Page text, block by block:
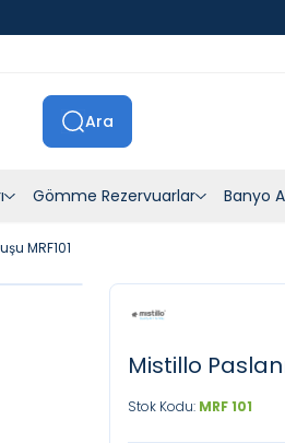
Ara
Gömme Rezervuarlar Banyo
MRF101
Mistillo
Stok Kodu: MRF 101